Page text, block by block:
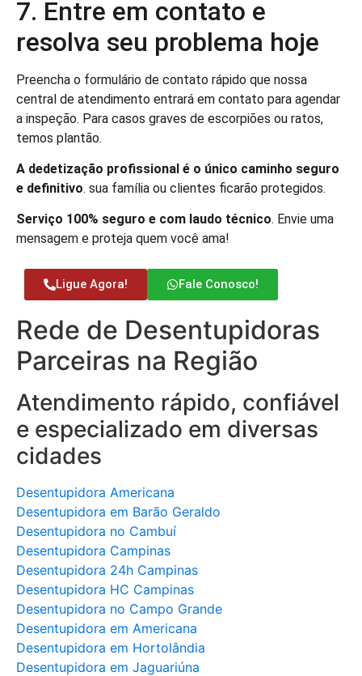
7. Entre em contato e
resolva seu problema hoje
Preencha o formulário de contato rápido que nossa
central de atendimento entrará em contato para agendar
a inspeção. Para casos graves de escorpiões ou ratos,
temos plantão.
A dedetização profissional é o único caminho seguro
e definitivo. sua família ou clientes ficarão protegidos.
Serviço 100% seguro e com laudo técnico. Envie uma
mensagem e proteja quem você ama!
Ligue Agora! Fale Conosco!
Rede de Desentupidoras
Parceiras na Região
Atendimento rápido, confiável
e especializado em diversas
cidades
Desentupidora Americana
Desentupidora em Barão Geraldo
Desentupidora no Cambuí
Desentupidora Campinas
Desentupidora 24h Campinas
Desentupidora HC Campinas
Desentupidora no Campo Grande
Desentupidora em Americana
Desentupidora em Hortolândia
Desentupidora em Jaguariúna